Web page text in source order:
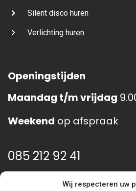
Wij respecteren uw
Silent disco huren
Verlichting huren
Openingstijden
Maandag t/m vrijdag
Weekend op afspraak
085 212 92 41
info@event-gear.nl